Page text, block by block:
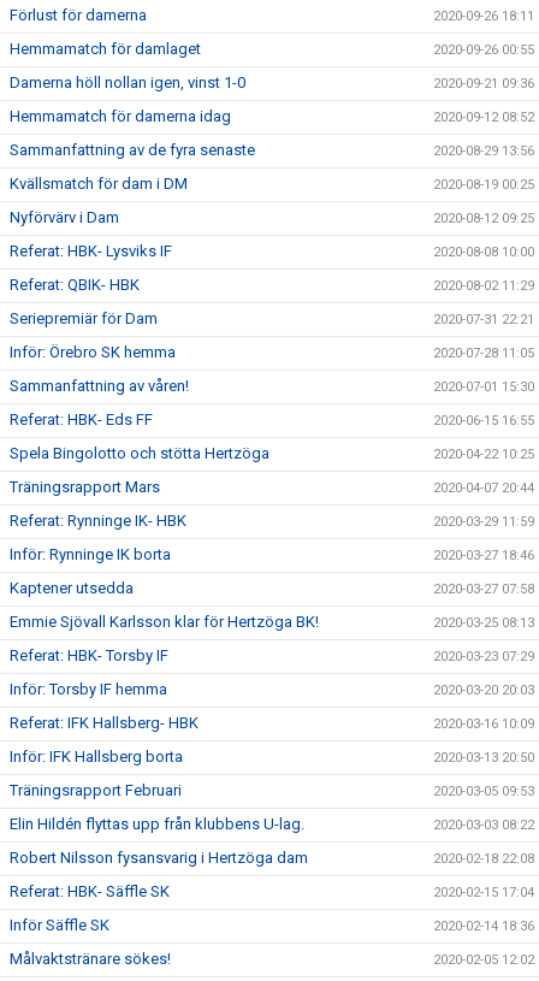
Förlust för damerna 2020-09-26 18:11
Hemmamatch för damlaget 2020-09-26 00:55
Damerna höll nollan igen, vinst 1-0 2020-09-21 09:36
Hemmamatch för damerna idag 2020-09-12 08:52
Sammanfattning av de fyra senaste 2020-08-29 13:56
Kvällsmatch för dam i DM 2020-08-19 00:25
Nyförvärv i Dam 2020-08-12 09:25
Referat: HBK- Lysviks IF 2020-08-08 10:00
Referat: QBIK- HBK 2020-08-02 11:29
Seriepremiär för Dam 2020-07-31 22:21
Inför: Örebro SK hemma 2020-07-28 11:05
Sammanfattning av våren! 2020-07-01 15:30
Referat: HBK- Eds FF 2020-06-15 16:55
Spela Bingolotto och stötta Hertzöga 2020-04-22 10:25
Träningsrapport Mars 2020-04-07 20:44
Referat: Rynninge IK- HBK 2020-03-29 11:59
Inför: Rynninge IK borta 2020-03-27 18:46
Kaptener utsedda 2020-03-27 07:58
Emmie Sjövall Karlsson klar för Hertzöga BK! 2020-03-25 08:13
Referat: HBK- Torsby IF 2020-03-23 07:29
Inför: Torsby IF hemma 2020-03-20 20:03
Referat: IFK Hallsberg- HBK 2020-03-16 10:09
Inför: IFK Hallsberg borta 2020-03-13 20:50
Träningsrapport Februari 2020-03-05 09:53
Elin Hildén flyttas upp från klubbens U-lag. 2020-03-03 08:22
Robert Nilsson fysansvarig i Hertzöga dam 2020-02-18 22:08
Referat: HBK- Säffle SK 2020-02-15 17:04
Inför Säffle SK 2020-02-14 18:36
Målvaktstränare sökes! 2020-02-05 12:02